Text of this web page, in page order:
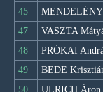
45
47
VASZTA
48
PRÓKAI
49
BEDE
50
ULRICH Áron